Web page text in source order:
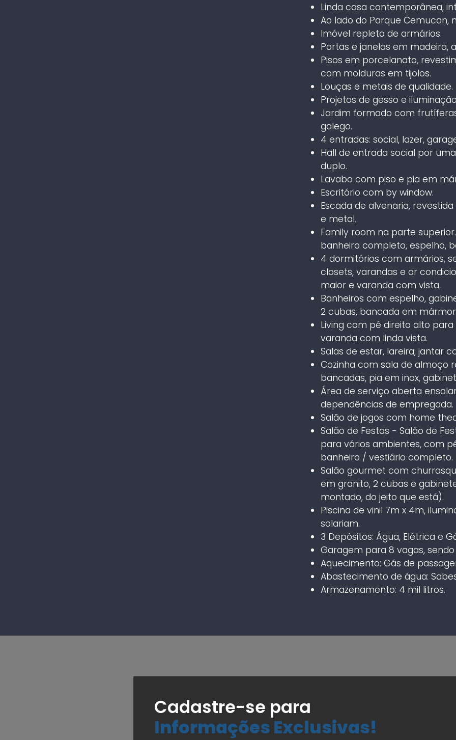
Linda casa contemporânea,
Ao lado do Parque Cemucan,
Imóvel repleto de armários.
Portas e janelas em madeira,
Pisos em porcelanato,
com molduras em tijolos.
Louças e metais de qualidade.
Projetos de gesso e
Jardim formado com
galego.
4 entradas: social, lazer,
Hall de entrada social por
duplo.
Lavabo com piso e pia em
Escritório com by window.
Escada de alvenaria,
e metal.
Family room na parte
banheiro completo, espelho,
4 dormitórios com armários,
closets, varandas e ar
maior e varanda com vista.
Banheiros com espelho,
2 cubas, bancada em
Living com pé direito alto
varanda com linda vista.
Salas de estar, lareira, jantar
Cozinha com sala de almoço
bancadas, pia em inox,
Área de serviço aberta
dependências de empregada.
Salão de jogos com home
Salão de Festas - Salão de
para vários ambientes, com
banheiro / vestiário completo.
Salão gourmet com
em granito, 2 cubas e
montado, do jeito que está).
Piscina de vinil 7m x 4m,
solariam.
3 Depósitos: Água, Elétrica e
Garagem para 8 vagas,
Aquecimento: Gás de
Abastecimento de água:
Armazenamento: 4 mil litros.
Cadastre-se para
Informações Exclusivas!